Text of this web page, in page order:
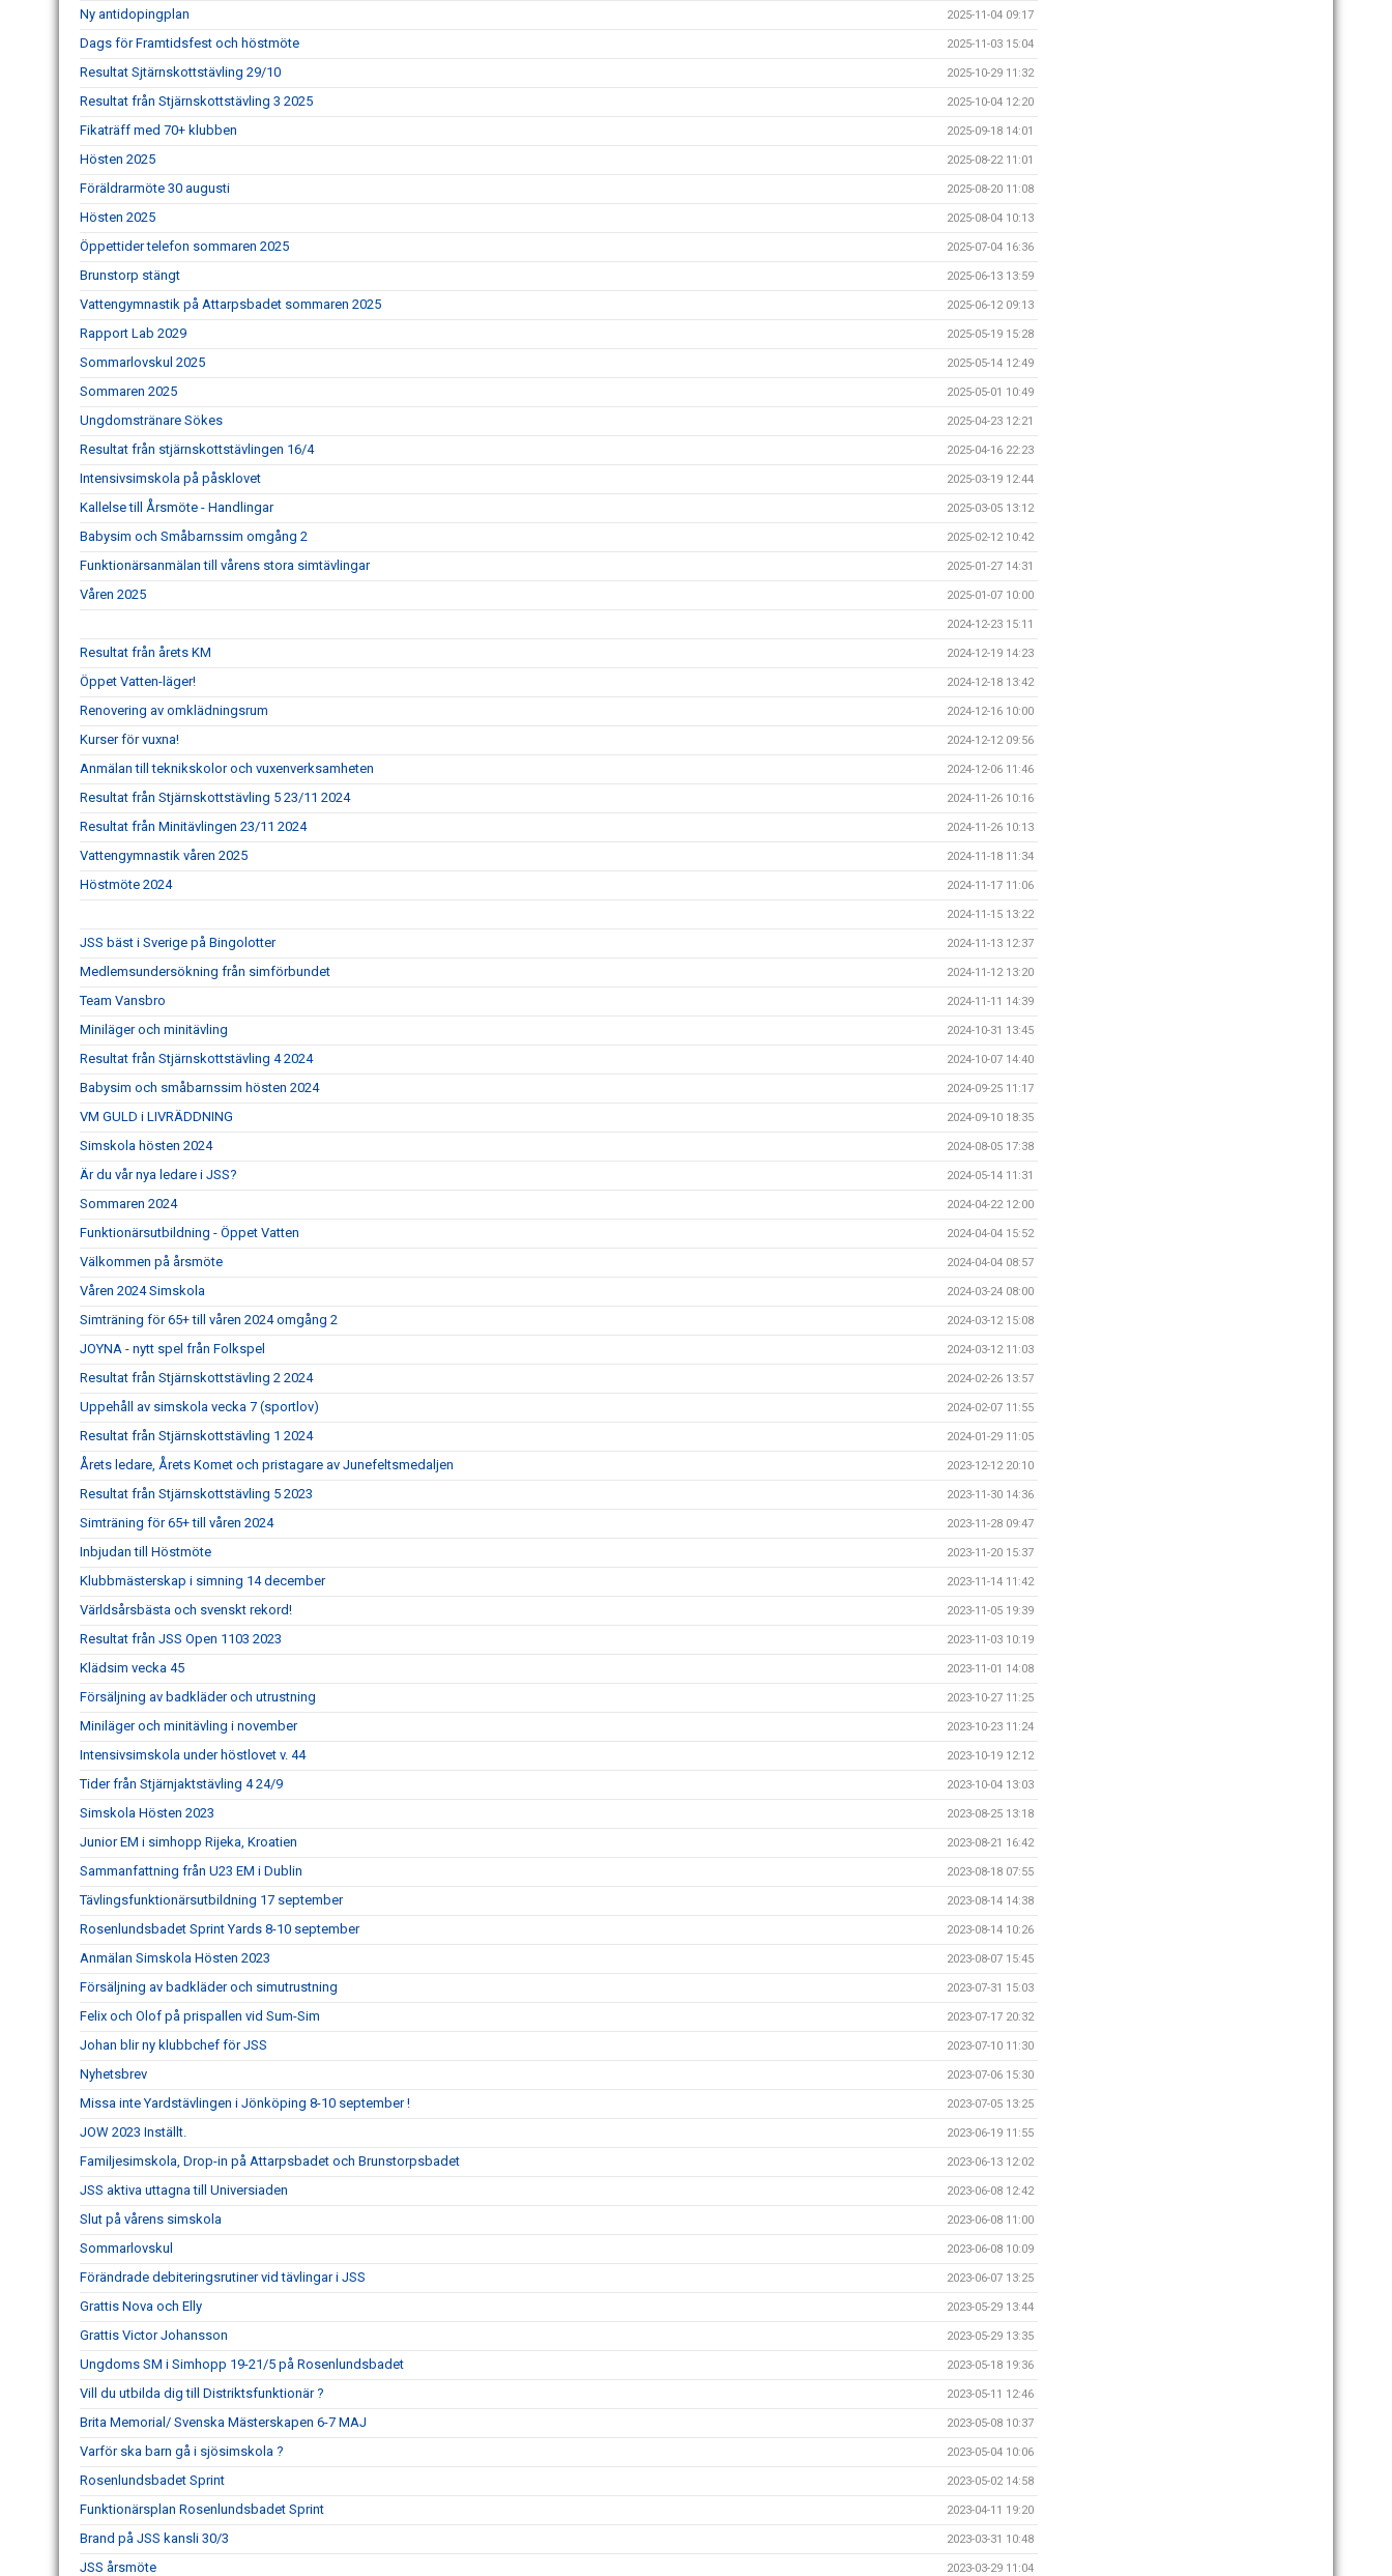
Ny antidopingplan 2025-11-04 09:17
Dags för Framtidsfest och höstmöte 2025-11-03 15:04
Resultat Sjtärnskottstävling 29/10 2025-10-29 11:32
Resultat från Stjärnskottstävling 3 2025 2025-10-04 12:20
Fikaträff med 70+ klubben 2025-09-18 14:01
Hösten 2025 2025-08-22 11:01
Föräldrarmöte 30 augusti 2025-08-20 11:08
Hösten 2025 2025-08-04 10:13
Öppettider telefon sommaren 2025 2025-07-04 16:36
Brunstorp stängt 2025-06-13 13:59
Vattengymnastik på Attarpsbadet sommaren 2025 2025-06-12 09:13
Rapport Lab 2029 2025-05-19 15:28
Sommarlovskul 2025 2025-05-14 12:49
Sommaren 2025 2025-05-01 10:49
Ungdomstränare Sökes 2025-04-23 12:21
Resultat från stjärnskottstävlingen 16/4 2025-04-16 22:23
Intensivsimskola på påsklovet 2025-03-19 12:44
Kallelse till Årsmöte - Handlingar 2025-03-05 13:12
Babysim och Småbarnssim omgång 2 2025-02-12 10:42
Funktionärsanmälan till vårens stora simtävlingar 2025-01-27 14:31
Våren 2025 2025-01-07 10:00
2024-12-23 15:11
Resultat från årets KM 2024-12-19 14:23
Öppet Vatten-läger! 2024-12-18 13:42
Renovering av omklädningsrum 2024-12-16 10:00
Kurser för vuxna! 2024-12-12 09:56
Anmälan till teknikskolor och vuxenverksamheten 2024-12-06 11:46
Resultat från Stjärnskottstävling 5 23/11 2024 2024-11-26 10:16
Resultat från Minitävlingen 23/11 2024 2024-11-26 10:13
Vattengymnastik våren 2025 2024-11-18 11:34
Höstmöte 2024 2024-11-17 11:06
2024-11-15 13:22
JSS bäst i Sverige på Bingolotter 2024-11-13 12:37
Medlemsundersökning från simförbundet 2024-11-12 13:20
Team Vansbro 2024-11-11 14:39
Miniläger och minitävling 2024-10-31 13:45
Resultat från Stjärnskottstävling 4 2024 2024-10-07 14:40
Babysim och småbarnssim hösten 2024 2024-09-25 11:17
VM GULD i LIVRÄDDNING 2024-09-10 18:35
Simskola hösten 2024 2024-08-05 17:38
Är du vår nya ledare i JSS? 2024-05-14 11:31
Sommaren 2024 2024-04-22 12:00
Funktionärsutbildning - Öppet Vatten 2024-04-04 15:52
Välkommen på årsmöte 2024-04-04 08:57
Våren 2024 Simskola 2024-03-24 08:00
Simträning för 65+ till våren 2024 omgång 2 2024-03-12 15:08
JOYNA - nytt spel från Folkspel 2024-03-12 11:03
Resultat från Stjärnskottstävling 2 2024 2024-02-26 13:57
Uppehåll av simskola vecka 7 (sportlov) 2024-02-07 11:55
Resultat från Stjärnskottstävling 1 2024 2024-01-29 11:05
Årets ledare, Årets Komet och pristagare av Junefeltsmedaljen 2023-12-12 20:10
Resultat från Stjärnskottstävling 5 2023 2023-11-30 14:36
Simträning för 65+ till våren 2024 2023-11-28 09:47
Inbjudan till Höstmöte 2023-11-20 15:37
Klubbmästerskap i simning 14 december 2023-11-14 11:42
Världsårsbästa och svenskt rekord! 2023-11-05 19:39
Resultat från JSS Open 1103 2023 2023-11-03 10:19
Klädsim vecka 45 2023-11-01 14:08
Försäljning av badkläder och utrustning 2023-10-27 11:25
Miniläger och minitävling i november 2023-10-23 11:24
Intensivsimskola under höstlovet v. 44 2023-10-19 12:12
Tider från Stjärnjaktstävling 4 24/9 2023-10-04 13:03
Simskola Hösten 2023 2023-08-25 13:18
Junior EM i simhopp Rijeka, Kroatien 2023-08-21 16:42
Sammanfattning från U23 EM i Dublin 2023-08-18 07:55
Tävlingsfunktionärsutbildning 17 september 2023-08-14 14:38
Rosenlundsbadet Sprint Yards 8-10 september 2023-08-14 10:26
Anmälan Simskola Hösten 2023 2023-08-07 15:45
Försäljning av badkläder och simutrustning 2023-07-31 15:03
Felix och Olof på prispallen vid Sum-Sim 2023-07-17 20:32
Johan blir ny klubbchef för JSS 2023-07-10 11:30
Nyhetsbrev 2023-07-06 15:30
Missa inte Yardstävlingen i Jönköping 8-10 september ! 2023-07-05 13:25
JOW 2023 Inställt. 2023-06-19 11:55
Familjesimskola, Drop-in på Attarpsbadet och Brunstorpsbadet 2023-06-13 12:02
JSS aktiva uttagna till Universiaden 2023-06-08 12:42
Slut på vårens simskola 2023-06-08 11:00
Sommarlovskul 2023-06-08 10:09
Förändrade debiteringsrutiner vid tävlingar i JSS 2023-06-07 13:25
Grattis Nova och Elly 2023-05-29 13:44
Grattis Victor Johansson 2023-05-29 13:35
Ungdoms SM i Simhopp 19-21/5 på Rosenlundsbadet 2023-05-18 19:36
Vill du utbilda dig till Distriktsfunktionär ? 2023-05-11 12:46
Brita Memorial/ Svenska Mästerskapen 6-7 MAJ 2023-05-08 10:37
Varför ska barn gå i sjösimskola ? 2023-05-04 10:06
Rosenlundsbadet Sprint 2023-05-02 14:58
Funktionärsplan Rosenlundsbadet Sprint 2023-04-11 19:20
Brand på JSS kansli 30/3 2023-03-31 10:48
JSS årsmöte 2023-03-29 11:04